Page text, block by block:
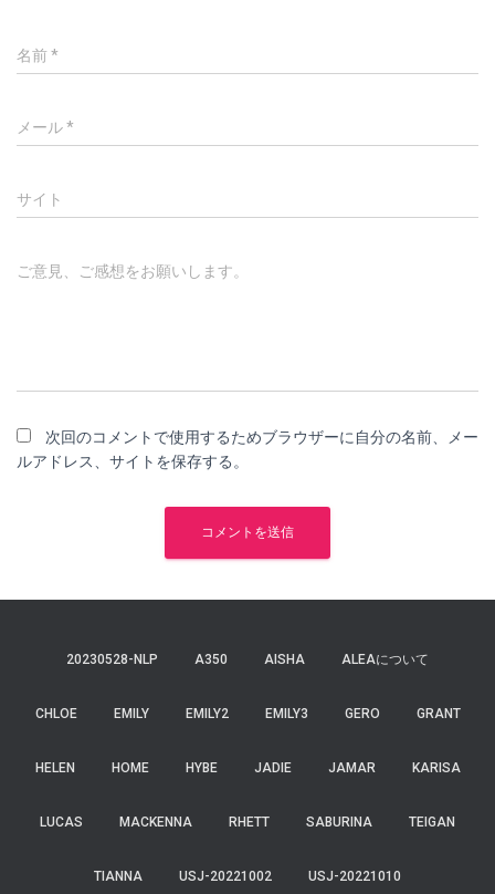
名前*
メール*
サイト
ご意見、ご感想をお願いします。
次回のコメントで使用するためブラウザーに自分の名前、メー
ルアドレス、サイトを保存する。
20230528-NLP A350 AISHA ALEAについて
CHLOE EMILY EMILY2 EMILY3 GERO GRANT
HELEN HOME HYBE JADIE JAMAR KARISA
LUCAS MACKENNA RHETT SABURINA TEIGAN
TIANNA USJ-20221002 USJ-20221010